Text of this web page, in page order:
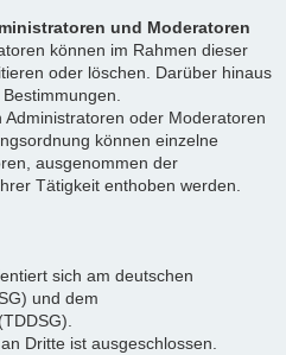
und Moderatoren
können im Rahmen dieser
oder löschen. Darüber hinaus
oder Moderatoren
können einzelne
ausgenommen der
Tätigkeit enthoben werden.
sich am deutschen
und dem
Dritte ist ausgeschlossen.